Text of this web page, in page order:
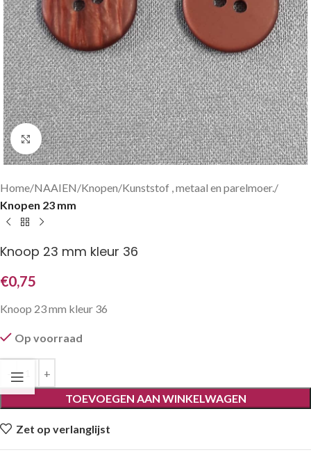
Klik om te vergroten
Home NAAIEN Knopen Kunststof , metaal en parelmoer.
Knopen 23 mm
Knoop 23 mm kleur 36
€0,75
Knoop 23 mm kleur 36
Op voorraad
TOEVOEGEN AAN WINKELWAGEN
Zet op verlanglijst